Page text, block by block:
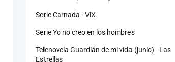
Serie Carnada - ViX
Serie Yo no creo en los hombres
Telenovela Guardián de mi vida (junio) - Las
Estrellas